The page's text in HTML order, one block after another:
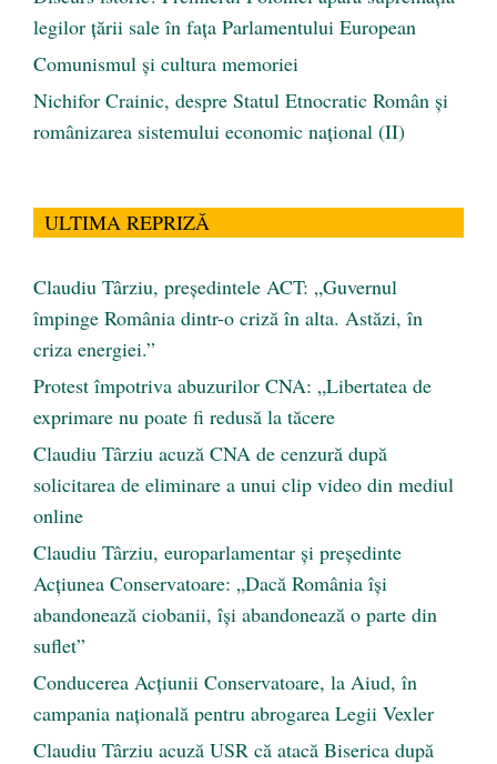
legilor țării sale în fața Parlamentului European
Comunismul şi cultura memoriei
Nichifor Crainic, despre Statul Etnocratic Român şi
românizarea sistemului economic naţional (II)
ULTIMA REPRIZĂ
Claudiu Târziu, președintele ACT: „Guvernul
împinge România dintr-o criză în alta. Astăzi, în
criza energiei.”
Protest împotriva abuzurilor CNA: „Libertatea de
exprimare nu poate fi redusă la tăcere
Claudiu Târziu acuză CNA de cenzură după
solicitarea de eliminare a unui clip video din mediul
online
Claudiu Târziu, europarlamentar și președinte
Acțiunea Conservatoare: „Dacă România își
abandonează ciobanii, își abandonează o parte din
suflet”
Conducerea Acțiunii Conservatoare, la Aiud, în
campania națională pentru abrogarea Legii Vexler
Claudiu Târziu acuză USR că atacă Biserica după